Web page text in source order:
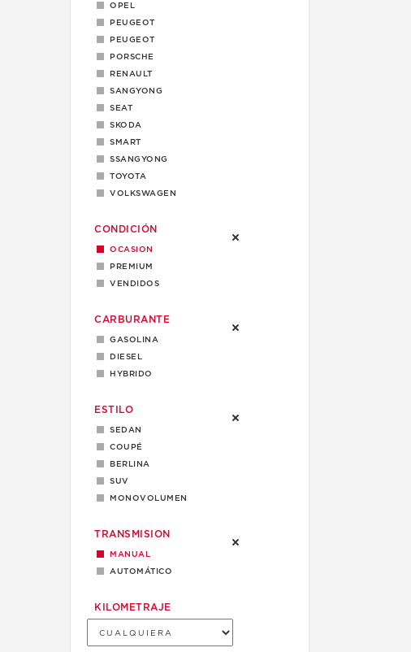
OPEL
PEUGEOT
PEUGEOT
PORSCHE
RENAULT
SANGYONG
SEAT
SKODA
SMART
SSANGYONG
TOYOTA
VOLKSWAGEN
CONDICIÓN
OCASION
PREMIUM
VENDIDOS
CARBURANTE
GASOLINA
DIESEL
HYBRIDO
ESTILO
SEDAN
COUPÉ
BERLINA
SUV
MONOVOLUMEN
TRANSMISION
MANUAL
AUTOMÁTICO
KILOMETRAJE